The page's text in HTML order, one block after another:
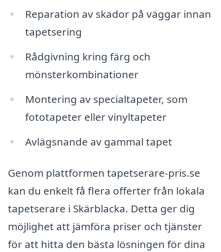
Reparation av skador på väggar innan
tapetsering
Rådgivning kring färg och
mönsterkombinationer
Montering av specialtapeter, som
fototapeter eller vinyltapeter
Avlägsnande av gammal tapet
Genom plattformen tapetserare-pris.se
kan du enkelt få flera offerter från lokala
tapetserare i Skärblacka. Detta ger dig
möjlighet att jämföra priser och tjänster
för att hitta den bästa lösningen för dina